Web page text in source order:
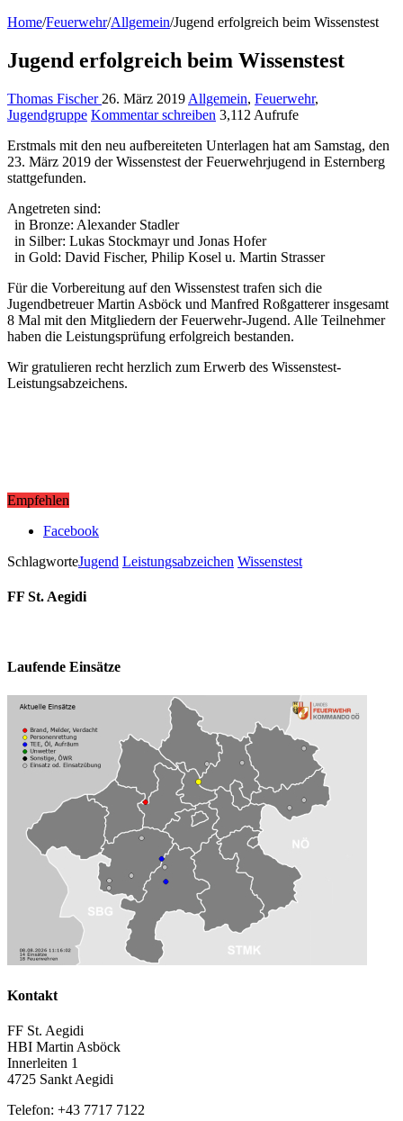
Home/Feuerwehr/Allgemein/Jugend erfolgreich beim Wissenstest
Jugend erfolgreich beim Wissenstest
Thomas Fischer 26. März 2019 Allgemein, Feuerwehr,
Jugendgruppe Kommentar schreiben 3,112 Aufrufe
Erstmals mit den neu aufbereiteten Unterlagen hat am Samstag, den
23. März 2019 der Wissenstest der Feuerwehrjugend in Esternberg
stattgefunden.
Angetreten sind:
in Bronze: Alexander Stadler
in Silber: Lukas Stockmayr und Jonas Hofer
in Gold: David Fischer, Philip Kosel u. Martin Strasser
Für die Vorbereitung auf den Wissenstest trafen sich die
Jugendbetreuer Martin Asböck und Manfred Roßgatterer insgesamt
8 Mal mit den Mitgliedern der Feuerwehr-Jugend. Alle Teilnehmer
haben die Leistungsprüfung erfolgreich bestanden.
Wir gratulieren recht herzlich zum Erwerb des Wissenstest-
Leistungsabzeichens.
Empfehlen
Facebook
SchlagworteJugend Leistungsabzeichen Wissenstest
FF St. Aegidi
Laufende Einsätze
Kontakt
FF St. Aegidi
HBI Martin Asböck
Innerleiten 1
4725 Sankt Aegidi
Telefon: +43 7717 7122